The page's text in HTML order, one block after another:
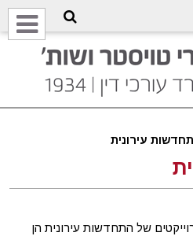
עירונית
של התחדשות עירונית הן